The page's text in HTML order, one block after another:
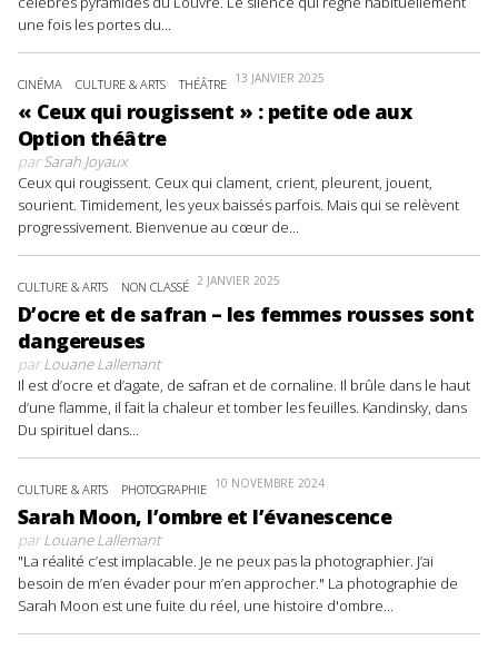
une fois les portes du...
CINÉMA CULTURE & ARTS THÉÂTRE 13 JANVIER 2025
« Ceux qui rougissent » : petite ode aux
Option théâtre
parSarah Joyaux
Ceux qui rougissent. Ceux qui clament, crient, pleurent, jouent,
sourient. Timidement, les yeux baissés parfois. Mais qui se relèvent
progressivement. Bienvenue au cœur de...
CULTURE & ARTS NON CLASSÉ 2 JANVIER 2025
D’ocre et de safran – les femmes rousses sont
dangereuses
parLouane Lallemant
Il est d’ocre et d’agate, de safran et de cornaline. Il brûle dans le haut
d’une flamme, il fait la chaleur et tomber les feuilles. Kandinsky, dans
Du spirituel dans...
CULTURE & ARTS PHOTOGRAPHIE 10 NOVEMBRE 2024
Sarah Moon, l’ombre et l’évanescence
parLouane Lallemant
"La réalité c’est implacable. Je ne peux pas la photographier. J’ai
besoin de m’en évader pour m’en approcher." La photographie de
Sarah Moon est une fuite du réel, une histoire d'ombre...